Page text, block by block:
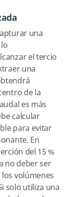
una
el tercio
una
de la
es más
calcular
para evitar
En
del 15 %
no deber ser
volúmenes
solo utiliza una